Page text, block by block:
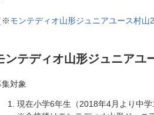
※ モンテディオ山形ジュニアユース村
ンテディオ山形ジュニアユ
集対象
現在小学6年生（2018年4月より中学